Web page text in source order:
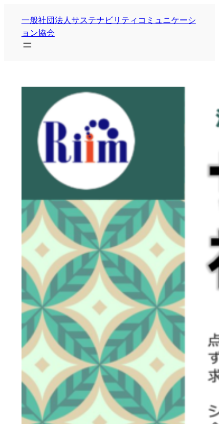
一般社団法人サステナビリティコミュニケーシ
ョン協会